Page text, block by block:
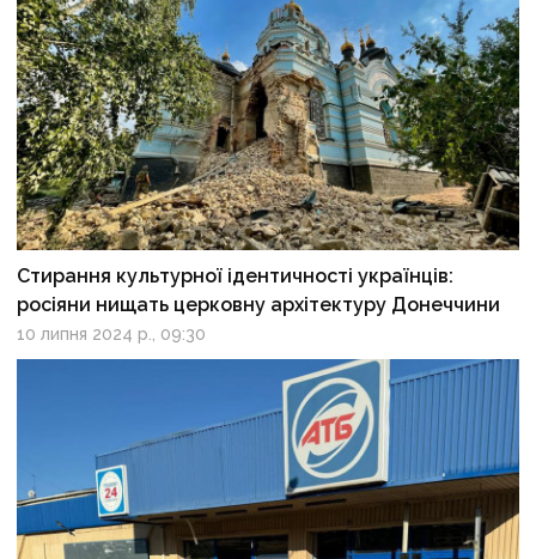
Стирання культурної ідентичності українців:
росіяни нищать церковну архітектуру Донеччини
10 липня 2024 р., 09:30